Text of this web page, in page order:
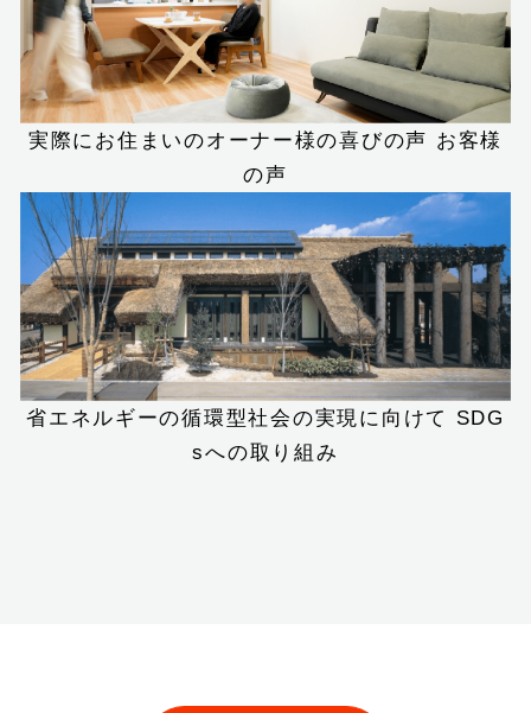
実際にお住まいのオーナー様の喜びの声 お客様
の声
省エネルギーの循環型社会の実現に向けて SDG
sへの取り組み